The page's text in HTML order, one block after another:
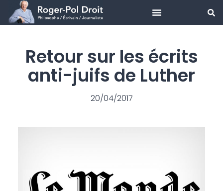
Aller
contenuRetour sur les écrits
anti-juifs de Luther
20/04/2017